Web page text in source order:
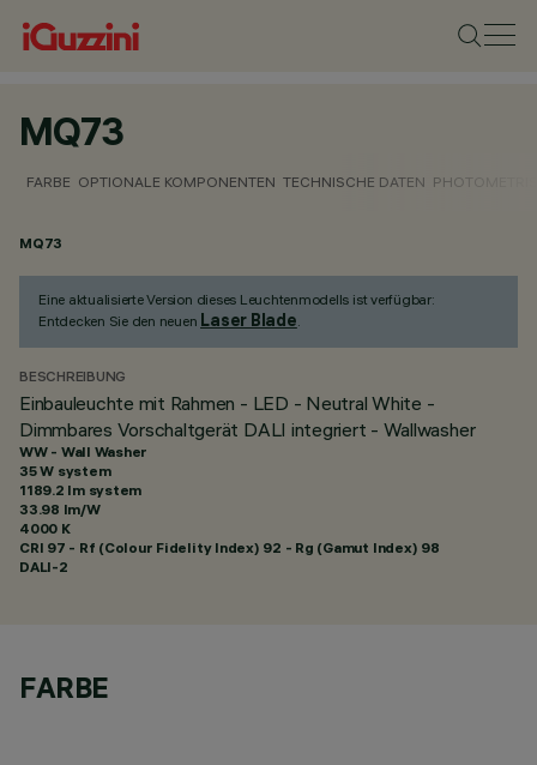
MQ73
FARBE OPTIONALE KOMPONENTEN TECHNISCHE DATEN
MQ73
Eine aktualisierte Version dieses Leuchtenmodells ist verfügbar:
Entdecken Sie den neuen Laser Blade.
BESCHREIBUNG
Einbauleuchte mit Rahmen - LED - Neutral White -
Dimmbares Vorschaltgerät DALI integriert - Wallwasher
WW - Wall Washer
35 W system
1189.2 lm system
33.98 lm/W
4000 K
CRI 97 - Rf (Colour Fidelity Index) 92 - Rg (Gamut Index) 98
DALI-2
FARBE